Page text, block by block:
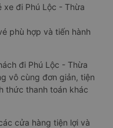
xe đi Phú Lộc - Thừa
phù hợp và tiến hành
đi Phú Lộc - Thừa
vô cùng đơn giản, tiện
thức thanh toán khác
cửa hàng tiện lợi và